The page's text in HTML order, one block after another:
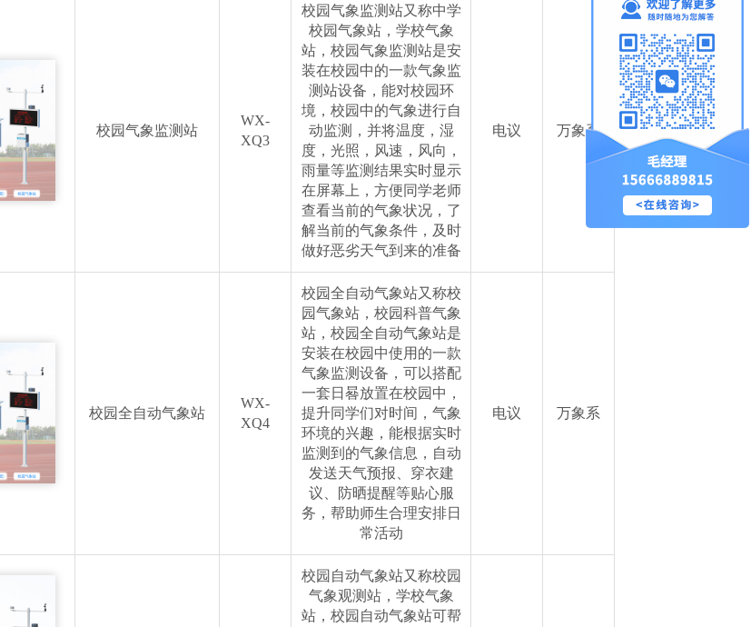
校园气象监测站
WX-
XQ3
校园气象监测站又称中学
校园气象站，学校气象
站，校园气象监测站是安
装在校园中的一款气象监
测站设备，能对校园环
境，校园中的气象进行自
动监测，并将温度，湿
度，光照，风速，风向，
雨量等监测结果实时显示
在屏幕上，方便同学老师
查看当前的气象状况，了
解当前的气象条件，及时
做好恶劣天气到来的准备
电议 万象系
校园全自动气象站
WX-
XQ4
校园全自动气象站又称校
园气象站，校园科普气象
站，校园全自动气象站是
安装在校园中使用的一款
气象监测设备，可以搭配
一套日晷放置在校园中，
提升同学们对时间，气象
环境的兴趣，能根据实时
监测到的气象信息，自动
发送天气预报、穿衣建
议、防晒提醒等贴心服
务，帮助师生合理安排日
常活动
电议 万象系
校园自动气象站又称校园
气象观测站，学校气象
站，校园自动气象站可帮